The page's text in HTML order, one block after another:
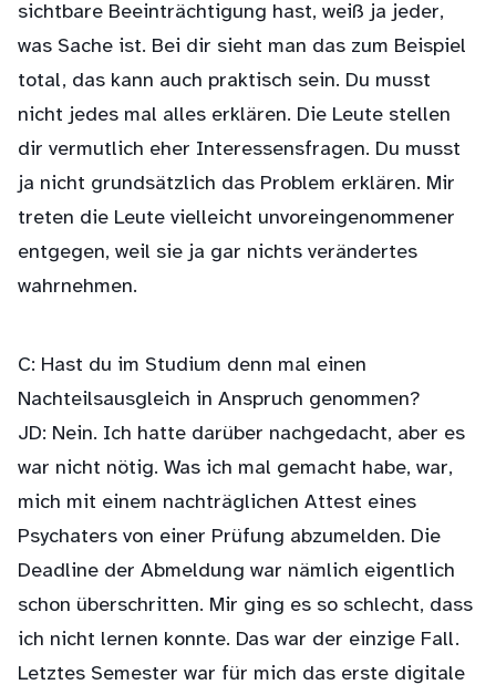
sichtbare Beeinträchtigung hast, weiß ja jeder,
was Sache ist. Bei dir sieht man das zum Beispiel
total, das kann auch praktisch sein. Du musst
nicht jedes mal alles erklären. Die Leute stellen
dir vermutlich eher Interessensfragen. Du musst
ja nicht grundsätzlich das Problem erklären. Mir
treten die Leute vielleicht unvoreingenommener
entgegen, weil sie ja gar nichts verändertes
wahrnehmen.
C: Hast du im Studium denn mal einen
Nachteilsausgleich in Anspruch genommen?
JD: Nein. Ich hatte darüber nachgedacht, aber es
war nicht nötig. Was ich mal gemacht habe, war,
mich mit einem nachträglichen Attest eines
Psychaters von einer Prüfung abzumelden. Die
Deadline der Abmeldung war nämlich eigentlich
schon überschritten. Mir ging es so schlecht, dass
ich nicht lernen konnte. Das war der einzige Fall.
Letztes Semester war für mich das erste digitale